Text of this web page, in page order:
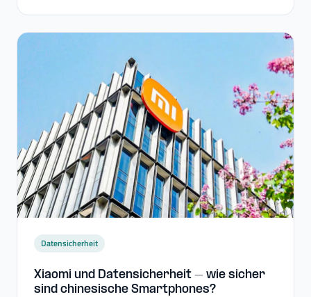
Datensicherheit
Xiaomi und Datensicherheit – wie sicher
sind chinesische Smartphones?